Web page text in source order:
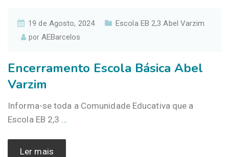
19 de Agosto, 2024 Escola EB 2,3 Abel Varzim
por AEBarcelos
Encerramento Escola Básica Abel
Varzim
Informa-se toda a Comunidade Educativa que a
Escola EB 2,3 …
Ler mais